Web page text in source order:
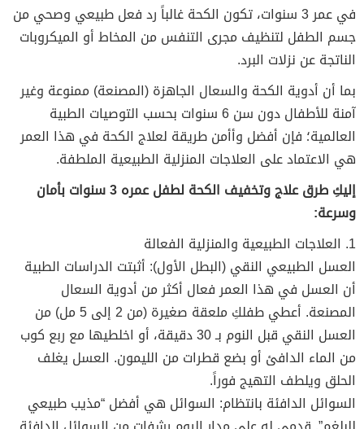
في عمر 3 سنوات، تكون الكحة غالباً رد فعل طبيعي وصحي من
جسم الطفل لتنظيف مجرى التنفس من المخاط أو الميكروبات
الناتجة عن نزلات البرد.
بما أن أدوية الكحة والسعال الجاهزة (المصنعة) ممنوعة وغير
آمنة للأطفال دون سن 6 سنوات بحسب التوصيات الطبية
العالمية؛ فإن أفضل وأأمن طريقة لعلاج الكحة في هذا العمر
هي الاعتماد على العلاجات المنزلية الطبيعية الملطفة.
إليكِ طرق علاج وتخفيف الكحة لطفل عمره 3 سنوات بأمان
وسرعة:
1. العلاجات الطبيعية والمنزلية الفعالة
العسل الطبيعي النقي (البطل الأول): أثبتت الدراسات الطبية
أن العسل في هذا العمر فعال أكثر من أدوية السعال
المصنعة. أعطي طفلكِ ملعقة صغيرة (من 2 إلى 5 مل) من
العسل النقي قبل النوم بـ 30 دقيقة، أو اخلطيها مع ربع كوب
من الماء الدافئ أو بضع قطرات من الليمون. العسل يغلف
الحلق ويلطف التهيج فوراً.
السوائل الدافئة بانتظام: السوائل هي أفضل “مذيب طبيعي